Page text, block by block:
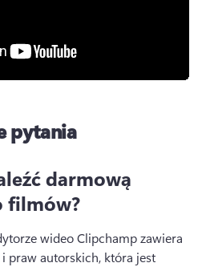
pytania
darmową
filmów?
wideo Clipchamp zawiera
praw autorskich, która jest